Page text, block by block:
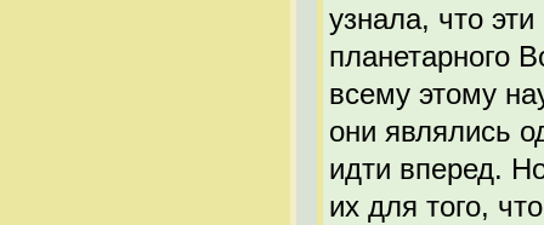
узнала, что
планетарного
всему этому
они являлись
идти вперед.
их для того,